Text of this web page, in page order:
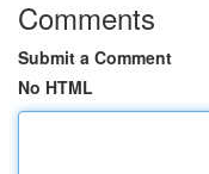
Comments
Submit a Comment
No HTML